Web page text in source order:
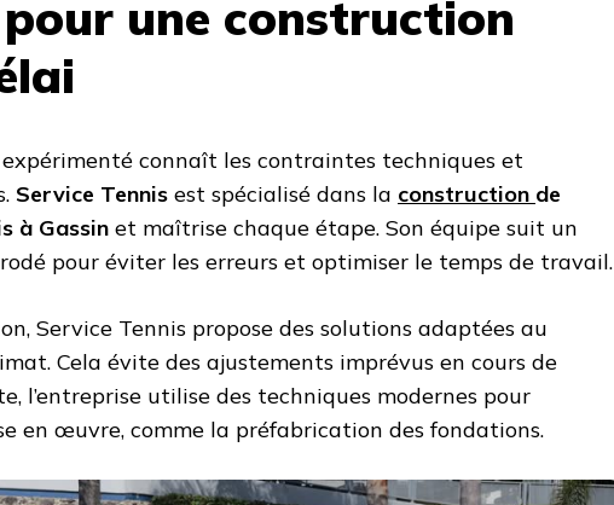
pour une construction
connaît les contraintes techniques et
Service Tennis est spécialisé dans la construction de
à Gassin et maîtrise chaque étape. Son équipe suit un
pour éviter les erreurs et optimiser le temps de travail.
Service Tennis propose des solutions adaptées au
Cela évite des ajustements imprévus en cours de
l’entreprise utilise des techniques modernes pour
en œuvre, comme la préfabrication des fondations.